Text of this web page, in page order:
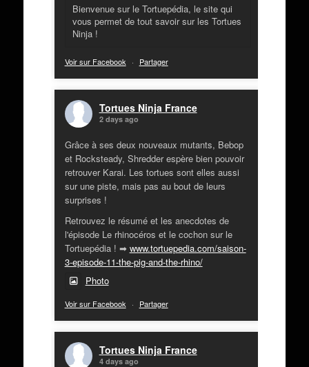
Bienvenue sur le Tortuepédia, le site qui
vous permet de tout savoir sur les Tortues
Ninja !
Voir sur Facebook · Partager
Tortues Ninja France
2 days ago
Grâce à ses deux nouveaux mutants, Bebop
et Rocksteady, Shredder espère bien pouvoir
retrouver Karai. Les tortues sont elles aussi
sur une piste, mais pas au bout de leurs
surprises !
Retrouvez le résumé et les anecdotes de
l'épisode Le rhinocéros et le cochon sur le
Tortuepédia ! ➡ www.tortuepedia.com/saison-
3-episode-11-the-pig-and-the-rhino/
Photo
Voir sur Facebook · Partager
Tortues Ninja France
4 days ago